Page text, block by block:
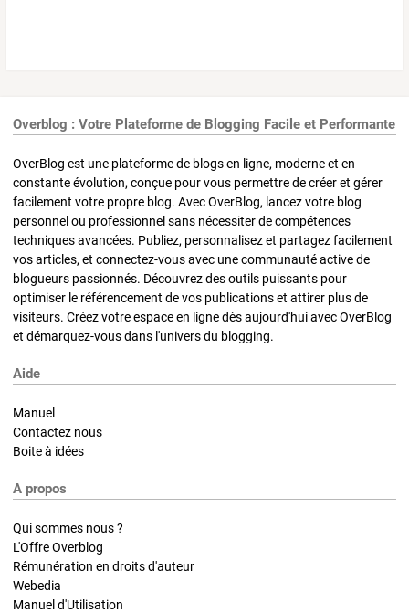
Overblog : Votre Plateforme de Blogging Facile et Performante
OverBlog est une plateforme de blogs en ligne, moderne et en
constante évolution, conçue pour vous permettre de créer et gérer
facilement votre propre blog. Avec OverBlog, lancez votre blog
personnel ou professionnel sans nécessiter de compétences
techniques avancées. Publiez, personnalisez et partagez facilement
vos articles, et connectez-vous avec une communauté active de
blogueurs passionnés. Découvrez des outils puissants pour
optimiser le référencement de vos publications et attirer plus de
visiteurs. Créez votre espace en ligne dès aujourd'hui avec OverBlog
et démarquez-vous dans l'univers du blogging.
Aide
Manuel
Contactez nous
Boite à idées
A propos
Qui sommes nous ?
L'Offre Overblog
Rémunération en droits d'auteur
Webedia
Manuel d'Utilisation